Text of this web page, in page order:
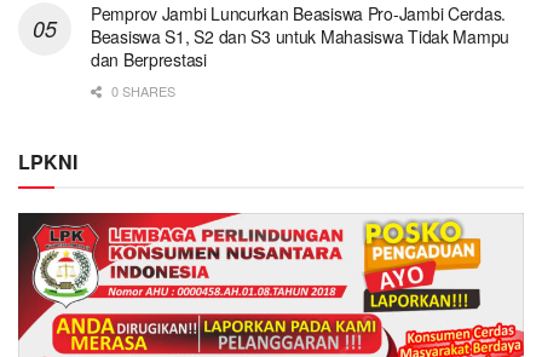
Pemprov Jambi Luncurkan Beasiswa Pro-Jambi Cerdas.
Beasiswa S1, S2 dan S3 untuk Mahasiswa Tidak Mampu
dan Berprestasi
0 SHARES
LPKNI